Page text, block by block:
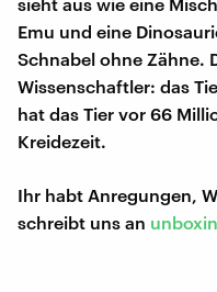
Emu und eine
Schnabel ohne Zähne.
Wissenschaftler: das
hat das Tier vor 66
Kreidezeit.
Ihr habt Anregungen,
schreibt uns an